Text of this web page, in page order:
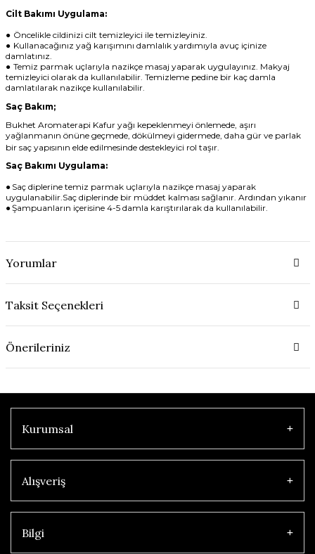
Cilt Bakımı Uygulama:
● Öncelikle cildinizi cilt temizleyici ile temizleyiniz.
● Kullanacağınız yağ karışımını damlalık yardımıyla avuç içinize
damlatınız.
● Temiz parmak uçlarıyla nazikçe masaj yaparak uygulayınız. Makyaj
temizleyici olarak da kullanılabilir. Temizleme pedine bir kaç damla
damlatılarak nazikçe kullanılabilir.
Saç Bakım;
Bukhet Aromaterapi Kafur yağı kepeklenmeyi önlemede, aşırı
yağlanmanın önüne geçmede, dökülmeyi gidermede, daha gür ve parlak
bir saç yapısının elde edilmesinde destekleyici rol taşır.
Saç Bakımı Uygulama:
● Saç diplerine temiz parmak uçlarıyla nazikçe masaj yaparak
uygulanabilir.Saç diplerinde bir müddet kalması sağlanır. Ardından yıkanır
●Şampuanların içerisine 4-5 damla karıştırılarak da kullanılabilir.
Yorumlar
Taksit Seçenekleri
Önerileriniz
Kurumsal
Alışveriş
Bilgi